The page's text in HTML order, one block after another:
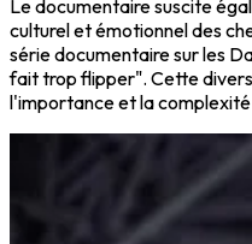
Le documentaire suscite
culturel et émotionnel des
série documentaire sur les
fait trop flipper". Cette
l'importance et la